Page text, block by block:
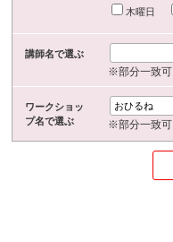
木曜日
講師名で選ぶ
※部分一致可
ワークショッ
プ名で選ぶ
※部分一致可